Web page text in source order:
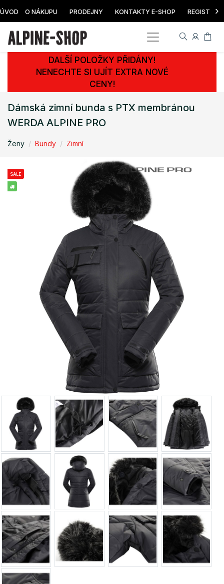
ÚVOD O NÁKUPU PRODEJNY KONTAKTY E-SHOP ›
DALŠÍ POLOŽKY PŘIDÁNY!
NENECHTE SI UJÍT EXTRA NOVÉ
CENY!
Dámská zimní bunda s PTX membránou
WERDA ALPINE PRO
Ženy Bundy Zimní
SALE